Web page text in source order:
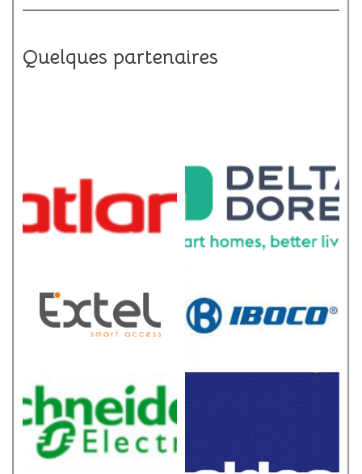
Quelques partenaires